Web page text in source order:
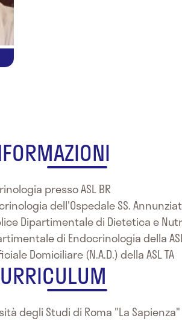
presso ASL BR
dell'Ospedale SS.
Dipartimentale di Dietetica e
di Endocrinologia della
Domiciliare (N.A.D.) della ASL TA
degli Studi di Roma "La Sapienza"